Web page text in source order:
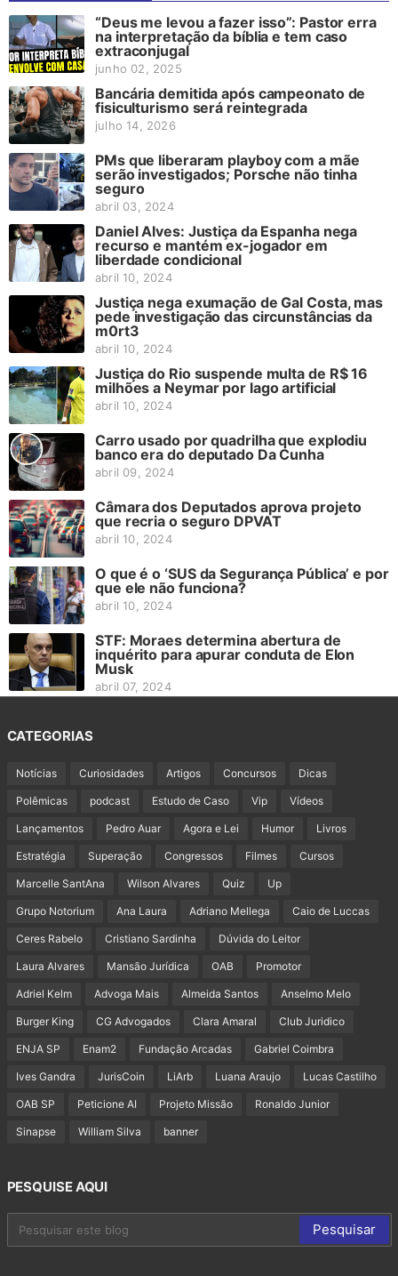
“Deus me levou a fazer isso”: Pastor erra
na interpretação da bíblia e tem caso
extraconjugal
junho 02, 2025
Bancária demitida após campeonato de
fisiculturismo será reintegrada
julho 14, 2026
PMs que liberaram playboy com a mãe
serão investigados; Porsche não tinha
seguro
abril 03, 2024
Daniel Alves: Justiça da Espanha nega
recurso e mantém ex-jogador em
liberdade condicional
abril 10, 2024
Justiça nega exumação de Gal Costa, mas
pede investigação das circunstâncias da
m0rt3
abril 10, 2024
Justiça do Rio suspende multa de R$ 16
milhões a Neymar por lago artificial
abril 10, 2024
Carro usado por quadrilha que explodiu
banco era do deputado Da Cunha
abril 09, 2024
Câmara dos Deputados aprova projeto
que recria o seguro DPVAT
abril 10, 2024
O que é o ‘SUS da Segurança Pública’ e por
que ele não funciona?
abril 10, 2024
STF: Moraes determina abertura de
inquérito para apurar conduta de Elon
Musk
abril 07, 2024
CATEGORIAS
Notícias Curiosidades Artigos Concursos Dicas
Polêmicas podcast Estudo de Caso Vip Vídeos
Lançamentos Pedro Auar Agora e Lei Humor Livros
Estratégia Superação Congressos Filmes Cursos
Marcelle SantAna Wilson Alvares Quiz Up
Grupo Notorium Ana Laura Adriano Mellega Caio de Luccas
Ceres Rabelo Cristiano Sardinha Dúvida do Leitor
Laura Alvares Mansão Jurídica OAB Promotor
Adriel Kelm Advoga Mais Almeida Santos Anselmo Melo
Burger King CG Advogados Clara Amaral Club Juridico
ENJA SP Enam2 Fundação Arcadas Gabriel Coimbra
Ives Gandra JurisCoin LiArb Luana Araujo Lucas Castilho
OAB SP Peticione AI Projeto Missão Ronaldo Junior
Sinapse William Silva banner
PESQUISE AQUI